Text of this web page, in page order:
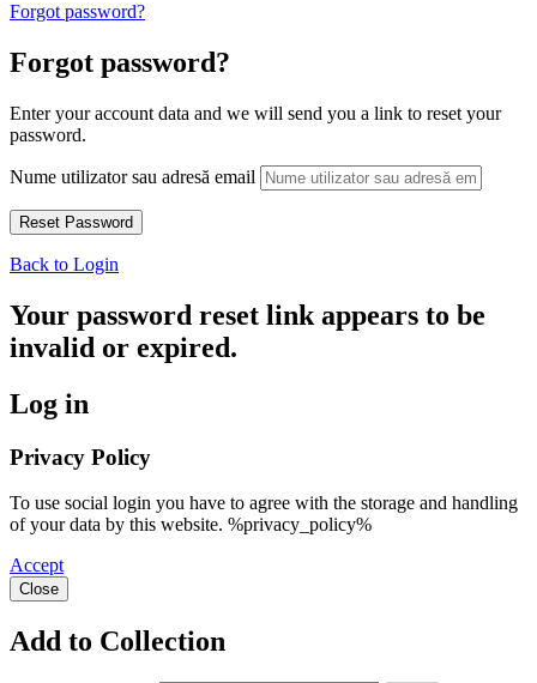
Forgot password?
Forgot password?
Enter your account data and we will send you a link to reset your
password.
Nume utilizator sau adresă email
Back to Login
Your password reset link appears to be
invalid or expired.
Log in
Privacy Policy
To use social login you have to agree with the storage and handling
of your data by this website. %privacy_policy%
Accept
Close
Add to Collection